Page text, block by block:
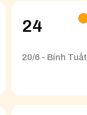
24
20/6 - Bính Tuất